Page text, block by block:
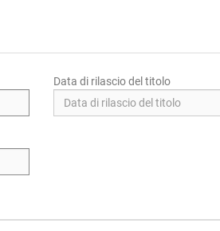
Data di rilascio del titolo